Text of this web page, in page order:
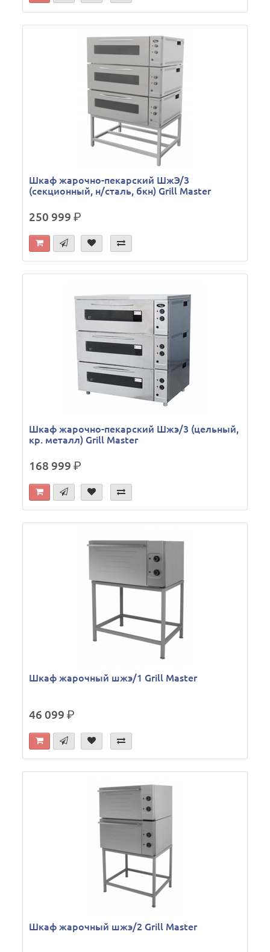
Шкаф жарочно-пекарский ШжЭ/3
(секционный, н/сталь, бкн) Grill Master
250 999р.
Шкаф жарочно-пекарский Шжэ/3 (цельный,
кр. металл) Grill Master
168 999р.
Шкаф жарочный шжэ/1 Grill Master
46 099р.
Шкаф жарочный шжэ/2 Grill Master